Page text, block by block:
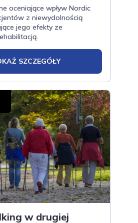
oceniające wpływ Nordic
z niewydolnością
jego efekty ze
SZCZEGÓŁY
w drugiej